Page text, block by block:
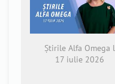
Știrile Alfa Omega l
17 iulie 2026